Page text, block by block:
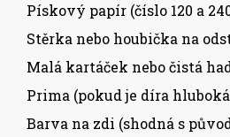
Pískový papír (číslo 120 a
Stěrka nebo houbička na
Malá kartáček nebo čistá
Prima (pokud je díra
Barva na zdi (shodná s